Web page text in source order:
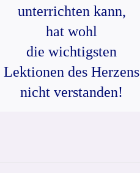
unterrichten kann,
hat wohl
die wichtigsten
Lektionen des Herzens
nicht verstanden!